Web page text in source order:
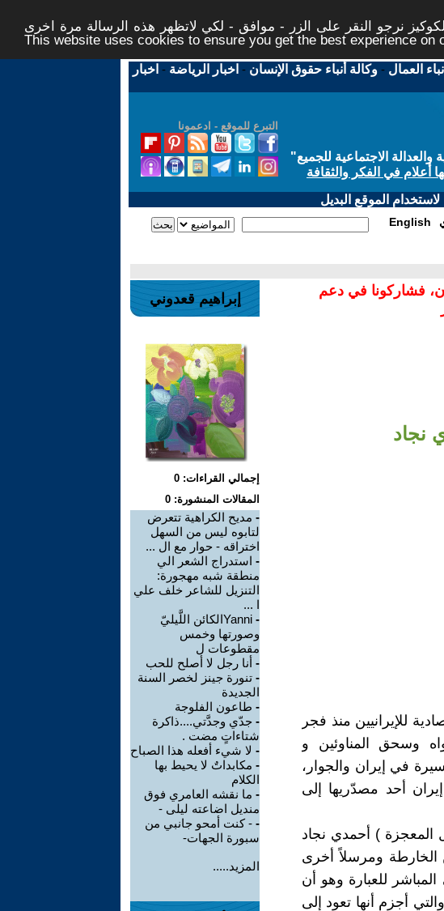
نرجو النقر على الزر - موافق - لكي لاتظهر هذه الرسالة مرة اخرى -
This website uses cookies to ensure you get the best experience on
العمال -وكالة أنباء حقوق الإنسان - اخبار الرياضة - اخبار
التبرع للموقع - ادعمونا
الاجتماعية للجميع"
أعلام في الفكر والثقافة
الموقع البديل
English
فشاركونا في دعم
نجاد
للإيرانيين منذ فجر
وسحق المناوئين و
في إيران والجوار،
أحد مصدّريها إلى
المعجزة ) أحمدي نجاد
الخارطة ومرسلاً أخرى
للعبارة وهو أن
أجزم أنها تعود إلى
إبراهيم قعدوني
إجمالي القراءات: 0
المقالات المنشورة: 0
- مديح الكراهية تتعرض
لتابوه ليس من السهل
اختراقه - حوار مع ال ...
- استدراج الشعر الي
منطقة شبه مهجورة:
التنزيل للشاعر خلف علي
ا ...
-
Yanniالكائن اللَّيليّ
وصورتها وخمس
مقطوعات ل
- أنا رجل لا أصلح للحب
- تنورة جينز لخصر السنة
الجديدة
- طاعون الفلوجة
- جدّي وجدَّتي....ذاكرة
شتاءاتٍ مضت .
- لا شيء أفعله هذا الصباح
- مكابداتٌ لا يحيط بها
الكلام
- ما نقشه العامري فوق
منديل اضاعته ليلى -
- - كنت أمحو جانبي من
سبورة الجهات-
المزيد.....